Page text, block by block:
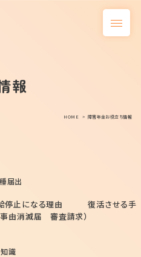
報
HOME 障害年金お役立ち情報
届出
給停止になる理由 復活させる手
事由消滅届 審査請求）
知識